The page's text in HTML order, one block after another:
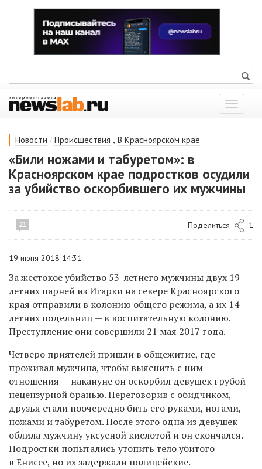
Показать
меню
Новости / Происшествия , В Красноярском крае
«Били ножами и табуретом»: в
Красноярском крае подростков осудили
за убийство оскорбившего их мужчины
21 Поделиться 1
19 июня 2018 14:31
За жестокое убийство 53-летнего мужчины двух 19-
летних парней из Игарки на севере Красноярского
края отправили в колонию общего режима, а их 14-
летних подельниц — в воспитательную колонию.
Преступление они совершили 21 мая 2017 года.
Четверо приятелей пришли в общежитие, где
проживал мужчина, чтобы выяснить с ним
отношения — накануне он оскорбил девушек грубой
нецензурной бранью. Переговорив с обидчиком,
друзья стали поочередно бить его руками, ногами,
ножами и табуретом. После этого одна из девушек
облила мужчину уксусной кислотой и он скончался.
Подростки попытались утопить тело убитого
в Енисее, но их задержали полицейские.